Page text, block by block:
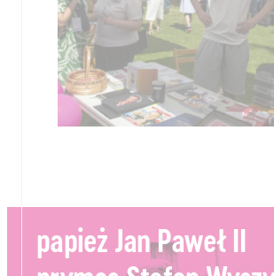
papież Jan Paweł II